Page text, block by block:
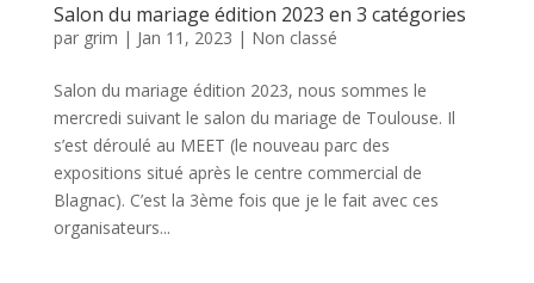
Salon du mariage édition 2023 en 3 catégories
par grim | Jan 11, 2023 | Non classé
Salon du mariage édition 2023, nous sommes le
mercredi suivant le salon du mariage de Toulouse. Il
s’est déroulé au MEET (le nouveau parc des
expositions situé après le centre commercial de
Blagnac). C’est la 3ème fois que je le fait avec ces
organisateurs...